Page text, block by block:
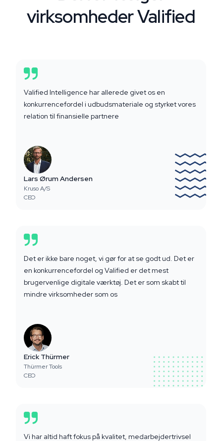
virksomheder Valified
Valified Intelligence har allerede givet os en
konkurrencefordel i udbudsmateriale og styrket vores
relation til finansielle partnere
Lars Ørum Andersen
Kruso A/S
CEO
Det er ikke bare noget, vi gør for at se godt ud. Det er
en konkurrencefordel og Valified er det mest
brugervenlige digitale værktøj. Det er som skabt til
mindre virksomheder som os
Erick Thürmer
Thürmer Tools
CEO
Vi har altid haft fokus på kvalitet, medarbejdertrivsel